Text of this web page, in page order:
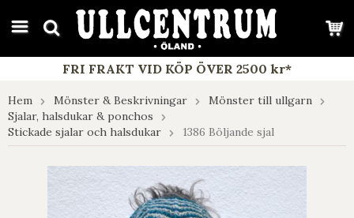
google-site-verification: google7e4b1026db5d9f32.html
FRI FRAKT VID KÖP ÖVER 2500 kr*
Hem Mönster & Beskrivningar
Mönster till ullgarn
Sjalar, halsdukar & ponchos
Stickade sjalar och halsdukar
1386 Böljande sjal